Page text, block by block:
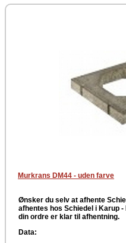
Murkrans DM44 - uden farve
Ønsker du selv at afhente
afhentes hos Schiedel i Karup -
din ordre er klar til afhentning.
Data: